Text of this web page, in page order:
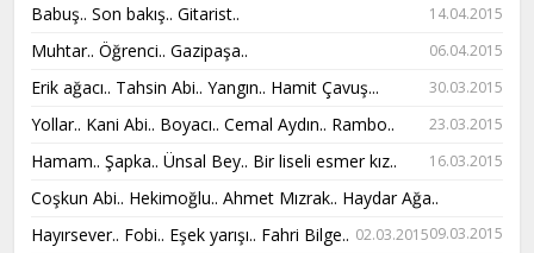
Babuş.. Son bakış.. Gitarist.. 14.04.2015
Muhtar.. Öğrenci.. Gazipaşa.. 06.04.2015
Erik ağacı.. Tahsin Abi.. Yangın.. Hamit Çavuş... 30.03.2015
Yollar.. Kani Abi.. Boyacı.. Cemal Aydın.. Rambo.. 23.03.2015
Hamam.. Şapka.. Ünsal Bey.. Bir liseli esmer kız.. 16.03.2015
Coşkun Abi.. Hekimoğlu.. Ahmet Mızrak.. Haydar Ağa..
09.03.2015
Hayırsever.. Fobi.. Eşek yarışı.. Fahri Bilge.. 02.03.2015